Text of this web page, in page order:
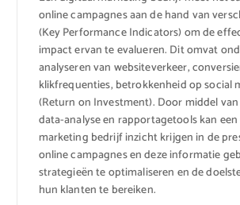
online campagnes aan de hand van
(Key Performance Indicators) om de
impact ervan te evalueren. Dit omvat
analyseren van websiteverkeer,
klikfrequenties, betrokkenheid op social
(Return on Investment). Door middel
data-analyse en rapportagetools kan
marketing bedrijf inzicht krijgen in de
online campagnes en deze informatie
strategieën te optimaliseren en de
hun klanten te bereiken.